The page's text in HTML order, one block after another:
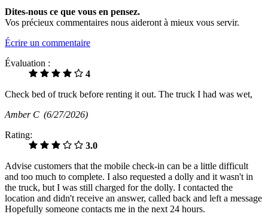
Dites-nous ce que vous en pensez.
Vos précieux commentaires nous aideront à mieux vous servir.
Écrire un commentaire
Évaluation :
4
Check bed of truck before renting it out. The truck I had was wet,
Amber C (6/27/2026)
Rating:
3.0
Advise customers that the mobile check-in can be a little difficult
and too much to complete. I also requested a dolly and it wasn't in
the truck, but I was still charged for the dolly. I contacted the
location and didn't receive an answer, called back and left a message
Hopefully someone contacts me in the next 24 hours.